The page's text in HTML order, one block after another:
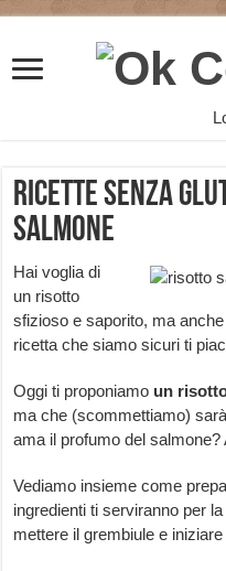
Ricette senza
salmone
Hai voglia di
un risotto
sfizioso e saporito, ma
ricetta che siamo sicuri ti
Oggi ti proponiamo un
ma che (scommettiamo)
ama il profumo del
Vediamo insieme come
ingredienti ti serviranno per
mettere il grembiule e